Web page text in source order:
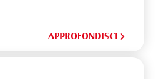
APPROFONDISCI